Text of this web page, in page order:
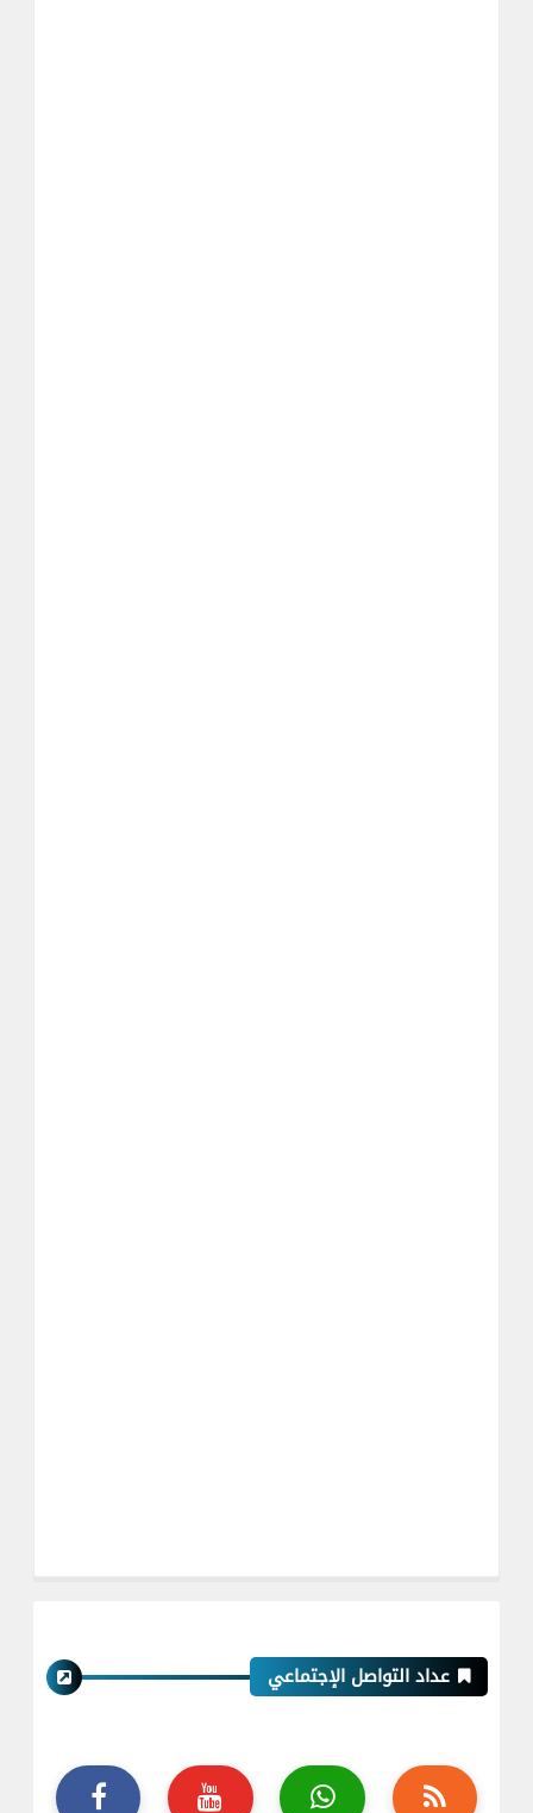
عداد التواصل الإجتماعي